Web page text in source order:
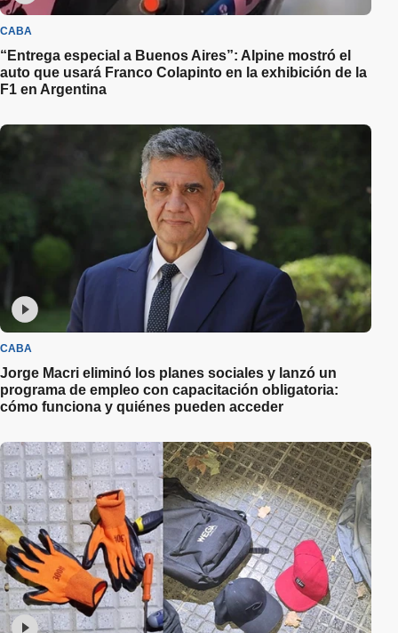
CABA
“Entrega especial a Buenos Aires”: Alpine mostró el
auto que usará Franco Colapinto en la exhibición de la
F1 en Argentina
CABA
Jorge Macri eliminó los planes sociales y lanzó un
programa de empleo con capacitación obligatoria:
cómo funciona y quiénes pueden acceder